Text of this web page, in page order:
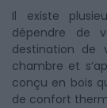
Il existe
dépendre de
destination de
chambre et
conçu en bois
de confort